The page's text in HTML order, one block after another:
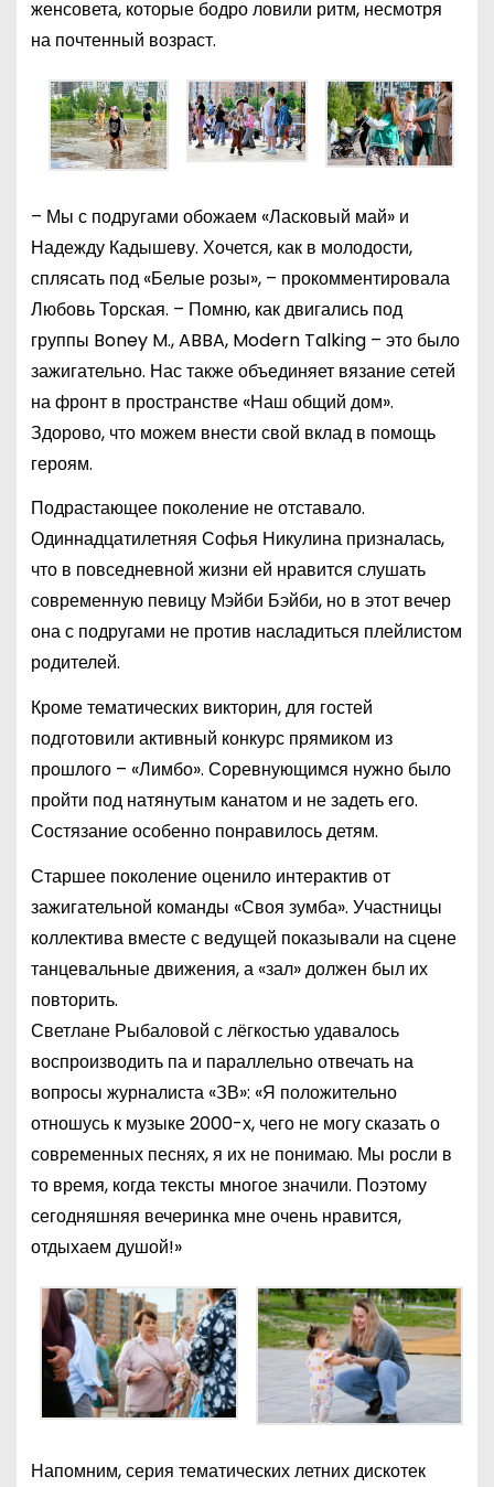
женсовета, которые бодро ловили ритм, несмотря
на почтенный возраст.
– Мы с подругами обожаем «Ласковый май» и
Надежду Кадышеву. Хочется, как в молодости,
сплясать под «Белые розы», – прокомментировала
Любовь Торская. – Помню, как двигались под
группы Boney M., ABBA, Modern Talking – это было
зажигательно. Нас также объединяет вязание сетей
на фронт в пространстве «Наш общий дом».
Здорово, что можем внести свой вклад в помощь
героям.
Подрастающее поколение не отставало.
Одиннадцатилетняя Софья Никулина призналась,
что в повседневной жизни ей нравится слушать
современную певицу Мэйби Бэйби, но в этот вечер
она с подругами не против насладиться плейлистом
родителей.
Кроме тематических викторин, для гостей
подготовили активный конкурс прямиком из
прошлого – «Лимбо». Соревнующимся нужно было
пройти под натянутым канатом и не задеть его.
Состязание особенно понравилось детям.
Старшее поколение оценило интерактив от
зажигательной команды «Своя зумба». Участницы
коллектива вместе с ведущей показывали на сцене
танцевальные движения, а «зал» должен был их
повторить.
Светлане Рыбаловой с лёгкостью удавалось
воспроизводить па и параллельно отвечать на
вопросы журналиста «ЗВ»: «Я положительно
отношусь к музыке 2000-х, чего не могу сказать о
современных песнях, я их не понимаю. Мы росли в
то время, когда тексты многое значили. Поэтому
сегодняшняя вечеринка мне очень нравится,
отдыхаем душой!»
Напомним, серия тематических летних дискотек